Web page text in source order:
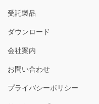
受託製品
ダウンロード
会社案内
お問い合わせ
プライバシーポリシー